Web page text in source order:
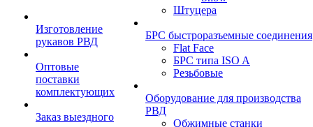
Изготовление
рукавов РВД
Оптовые
поставки
комплектующих
Заказ выездного
Штуцера
БРС быстроразъемные соединения
Flat Face
БРС типа ISO A
Резьбовые
Оборудование для производства
РВД
Обжимные станки